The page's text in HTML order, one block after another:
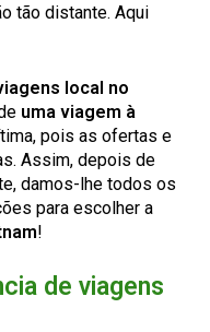
tão distante. Aqui
local no
uma viagem à
pois as ofertas e
Assim, depois de
damos-lhe todos os
para escolher a
!
de viagens